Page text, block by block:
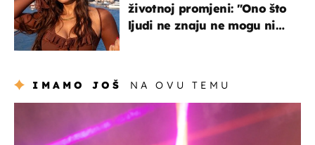
životnoj promjeni: "Ono što
ljudi ne znaju ne mogu ni
IMAMO JOŠ NA OVU TEMU